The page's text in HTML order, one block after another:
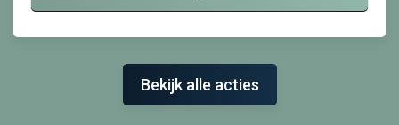
Bekijk alle acties